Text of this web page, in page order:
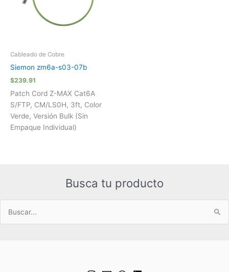
Cableado de Cobre
Siemon zm6a-s03-07b
$239.91
Patch Cord Z-MAX Cat6A
S/FTP, CM/LS0H, 3ft, Color
Verde, Versión Bulk (Sin
Empaque Individual)
Busca tu producto
Buscar
por: